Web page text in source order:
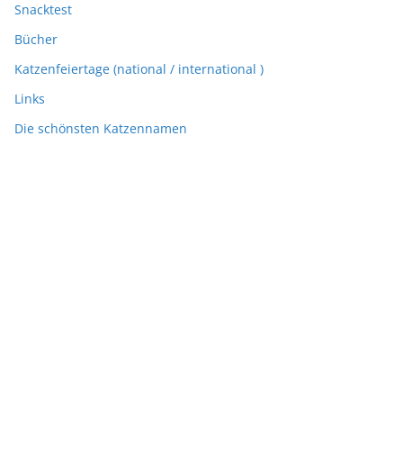
Snacktest
Bücher
Katzenfeiertage (national / international )
Links
Die schönsten Katzennamen